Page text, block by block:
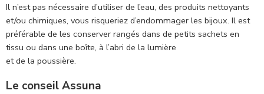
Il n’est pas nécessaire d’utiliser de l’eau, des produits nettoyants
et/ou chimiques, vous risqueriez d’endommager les bijoux. Il est
préférable de les conserver rangés dans de petits sachets en
tissu ou dans une boîte, à l’abri de la lumière
et de la poussière.
Le conseil Assuna